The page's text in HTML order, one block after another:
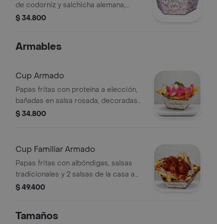
de codorniz y salchicha alemana,
acompañadas de salsas tradicionales
$ 34.800
Armables
Cup Armado
Papas fritas con proteína a elección,
bañadas en salsa rosada, decoradas
con perejil y huevos de codorniz.
$ 34.800
Cup Familiar Armado
Papas fritas con albóndigas, salsas
tradicionales y 2 salsas de la casa a
elegir. Ideal para compartir entre 2 a 3
$ 49.400
Tamaños